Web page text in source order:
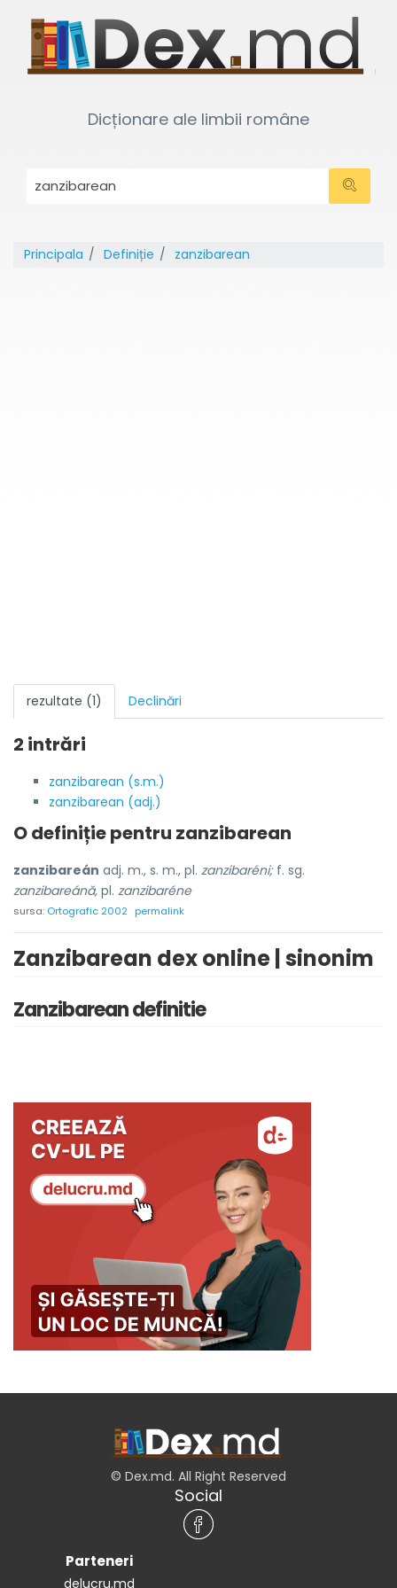
Dicționare ale limbii române
Principala Definiție zanzibarean
rezultate (1) Declinări
2 intrări
zanzibarean (s.m.)
zanzibarean (adj.)
O definiție pentru zanzibarean
zanzibareán adj. m., s. m., pl. zanzibaréni;f. sg.
zanzibareánă, pl. zanzibaréne
sursa: Ortografic 2002 permalink
Zanzibarean dex online | sinonim
Zanzibarean definitie
© Dex.md. All Right Reserved
Social
Parteneri
delucru.md